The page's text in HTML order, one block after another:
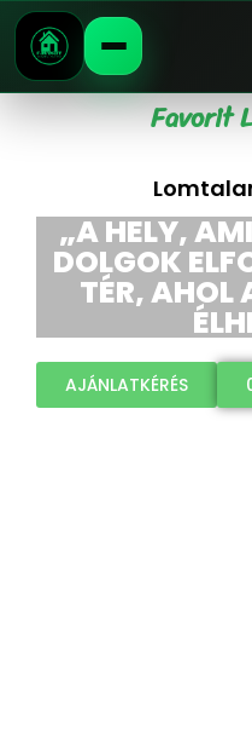
Favorit
„A HELY,
DOLGOK
TÉR, AHOL
AJÁNLATKÉRÉS